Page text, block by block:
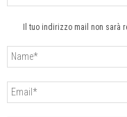
Il tuo indirizzo mail non